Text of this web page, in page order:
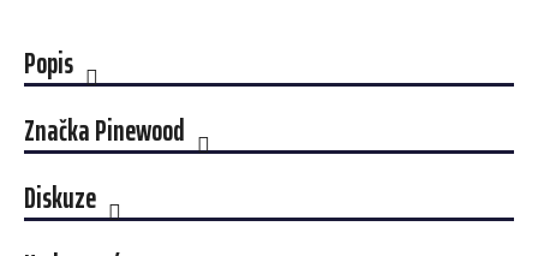
Popis
ZnačkaPinewood
Diskuze